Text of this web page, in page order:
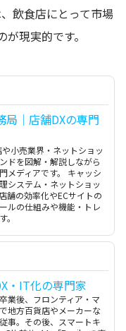
飲食店にとって市場
現実的です。
局｜店舗DXの専門
や小売業界・ネットショッ
ドを図解・解説しながら
メディアです。 キャッシ
システム・ネットショッ
舗の効率化やECサイトの
ルの仕組みや機能・トレ
。
・IT化の専門家
業後、フロンティア・マ
地方百貨店やメーカーな
事。その後、スマートキ